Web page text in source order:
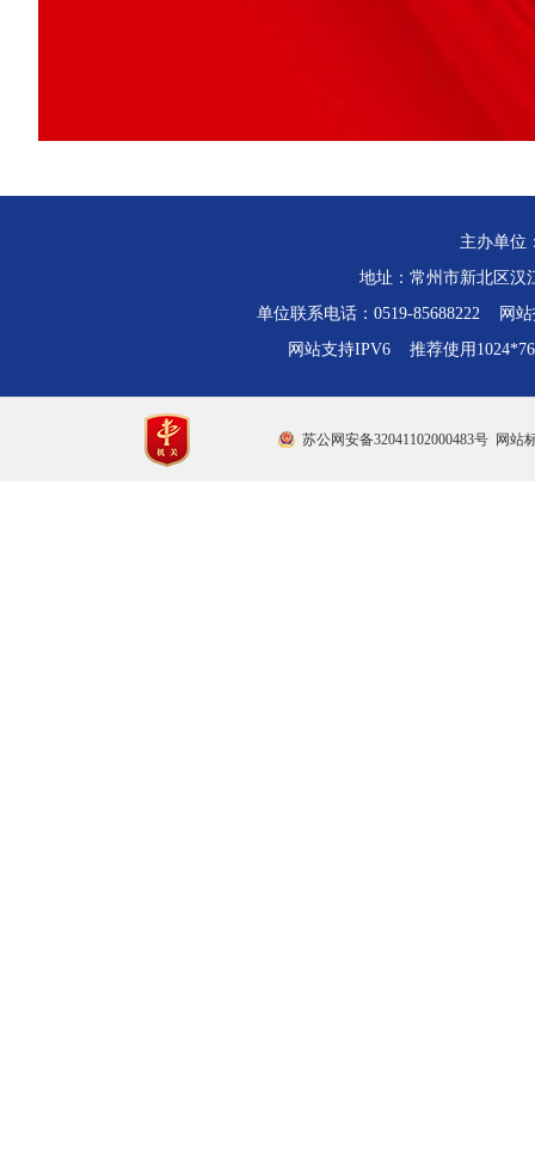
主办单位
地址：常州市新北区
单位联系电话：0519-85688222 网站
网站支持IPV6 推荐使用
苏公网安备32041102000483号 网站